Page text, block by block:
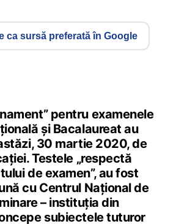
ca sursă preferată în Google
pentru examenele
și Bacalaureat au
30 martie 2020, de
Testele „respectă
de examen”, au fost
cu Centrul Național de
– instituția din
subiectele tuturor